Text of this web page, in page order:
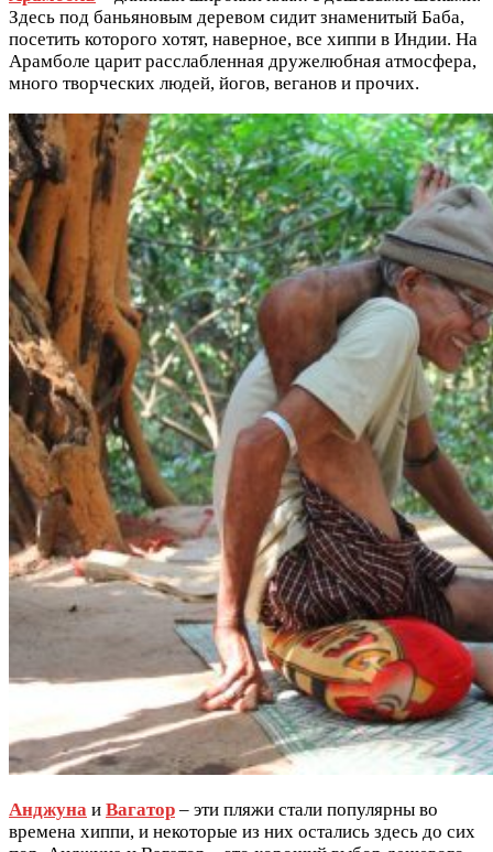
Здесь под баньяновым деревом сидит знаменитый Баба,
посетить которого хотят, наверное, все хиппи в Индии. На
Арамболе царит расслабленная дружелюбная атмосфера,
много творческих людей, йогов, веганов и прочих.
Анджуна и Вагатор – эти пляжи стали популярны во
времена хиппи, и некоторые из них остались здесь до сих